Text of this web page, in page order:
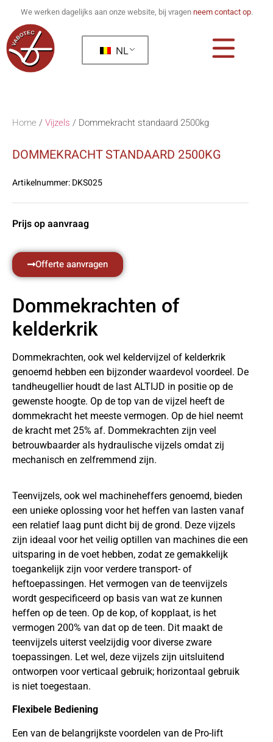
We werken dagelijks aan onze website, bij vragen neem contact op.
NL
Home /Vijzels / Dommekracht standaard 2500kg
DOMMEKRACHT STANDAARD 2500KG
Artikelnummer:DKS025
Prijs op aanvraag
Offerte aanvragen
Dommekrachten of
kelderkrik
Dommekrachten, ook wel keldervijzel of kelderkrik
genoemd hebben een bijzonder waardevol voordeel. De
tandheugellier houdt de last ALTIJD in positie op de
gewenste hoogte. Op de top van de vijzel heeft de
dommekracht het meeste vermogen. Op de hiel neemt
de kracht met 25% af. Dommekrachten zijn veel
betrouwbaarder als hydraulische vijzels omdat zij
mechanisch en zelfremmend zijn.
Teenvijzels, ook wel machineheffers genoemd, bieden
een unieke oplossing voor het heffen van lasten vanaf
een relatief laag punt dicht bij de grond. Deze vijzels
zijn ideaal voor het veilig optillen van machines die een
uitsparing in de voet hebben, zodat ze gemakkelijk
toegankelijk zijn voor verdere transport- of
heftoepassingen. Het vermogen van de teenvijzels
wordt gespecificeerd op basis van wat ze kunnen
heffen op de teen. Op de kop, of kopplaat, is het
vermogen 200% van dat op de teen. Dit maakt de
teenvijzels uiterst veelzijdig voor diverse zware
toepassingen. Let wel, deze vijzels zijn uitsluitend
ontworpen voor verticaal gebruik; horizontaal gebruik
is niet toegestaan.
Flexibele Bediening
Een van de belangrijkste voordelen van de Pro-lift